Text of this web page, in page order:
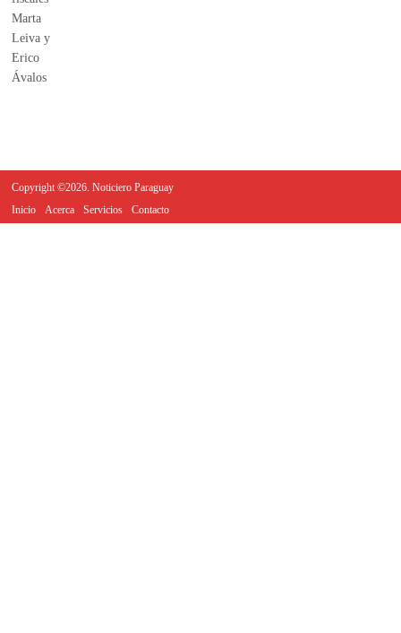
Copyright ©2026. Noticiero Paraguay
Inicio
Acerca Servicios Contacto